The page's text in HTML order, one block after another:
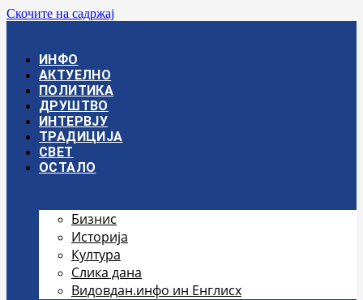
Скочите на садржај
ИНФО
АКТУЕЛНО
ПОЛИТИКА
ДРУШТВО
ИНТЕРВЈУ
ТРАДИЦИЈА
СВЕТ
ОСТАЛО
Бизнис
Историја
Култура
Слика дана
Видовдан.инфо ин Енглисх